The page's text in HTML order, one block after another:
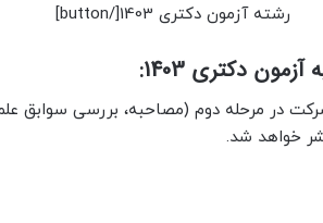
رشته آزمون دکتری 1403[/button]
دکتری 1403:
در مرحله دوم (مصاحبه، بررسی سوابق
خواهد شد.